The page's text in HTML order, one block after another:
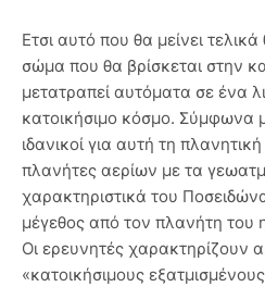
Ετσι αυτό που θα μείνει
σώμα που θα βρίσκεται στην
μετατραπεί αυτόματα σε ένα
κατοικήσιμο κόσμο. Σύμφωνα
ιδανικοί για αυτή τη
πλανήτες αερίων με τα
χαρακτηριστικά του
μέγεθος από τον πλανήτη του
Οι ερευνητές χαρακτηρίζουν
«κατοικήσιμους